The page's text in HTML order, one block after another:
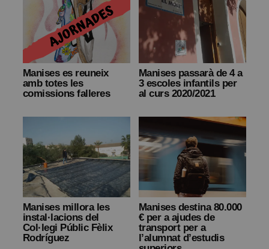
Manises es reuneix
amb totes les
comissions falleres
Manises passarà de 4 a
3 escoles infantils per
al curs 2020/2021
Manises millora les
instal·lacions del
Col·legi Públic Fèlix
Rodríguez
Manises destina 80.000
€ per a ajudes de
transport per a
l’alumnat d’estudis